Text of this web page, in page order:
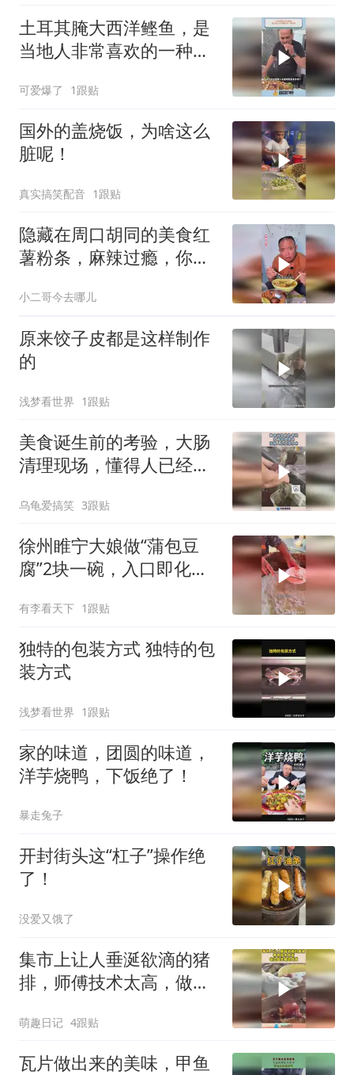
土耳其腌大西洋鲣鱼，是
当地人非常喜欢的一种美
可爱爆了 1跟贴
国外的盖烧饭，为啥这么
脏呢！
真实搞笑配音 1跟贴
隐藏在周口胡同的美食红
薯粉条，麻辣过瘾，你来
小二哥今去哪儿
原来饺子皮都是这样制作
的
浅梦看世界 1跟贴
美食诞生前的考验，大肠
清理现场，懂得人已经流
乌龟爱搞笑 3跟贴
徐州睢宁大娘做“蒲包豆
腐”2块一碗，入口即化，
有李看天下 1跟贴
独特的包装方式 独特的包
装方式
浅梦看世界 1跟贴
家的味道，团圆的味道，
洋芋烧鸭，下饭绝了！
暴走兔子
开封街头这“杠子”操作绝
了！
没爱又饿了
集市上让人垂涎欲滴的猪
排，师傅技术太高，做出
萌趣日记 4跟贴
瓦片做出来的美味，甲鱼